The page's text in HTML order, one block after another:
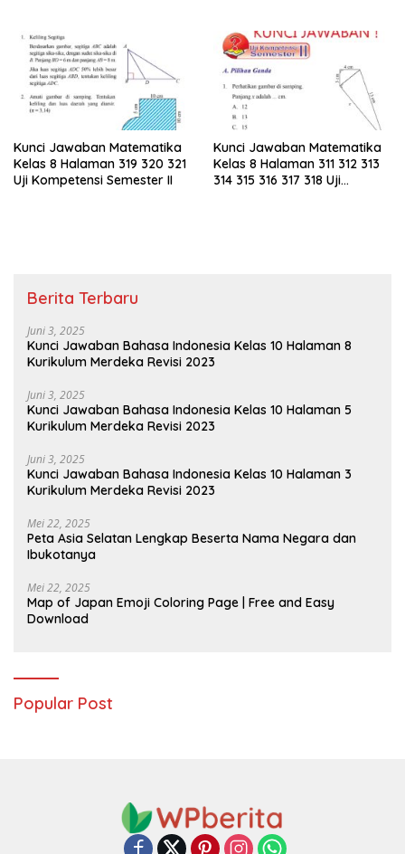
Kunci Jawaban Matematika
Kelas 8 Halaman 319 320 321
Uji Kompetensi Semester II
Kunci Jawaban Matematika
Kelas 8 Halaman 311 312 313
314 315 316 317 318 Uji
Berita Terbaru
Juni 3, 2025
Kunci Jawaban Bahasa Indonesia Kelas 10 Halaman 8
Kurikulum Merdeka Revisi 2023
Juni 3, 2025
Kunci Jawaban Bahasa Indonesia Kelas 10 Halaman 5
Kurikulum Merdeka Revisi 2023
Juni 3, 2025
Kunci Jawaban Bahasa Indonesia Kelas 10 Halaman 3
Kurikulum Merdeka Revisi 2023
Mei 22, 2025
Peta Asia Selatan Lengkap Beserta Nama Negara dan
Ibukotanya
Mei 22, 2025
Map of Japan Emoji Coloring Page | Free and Easy
Download
Popular Post